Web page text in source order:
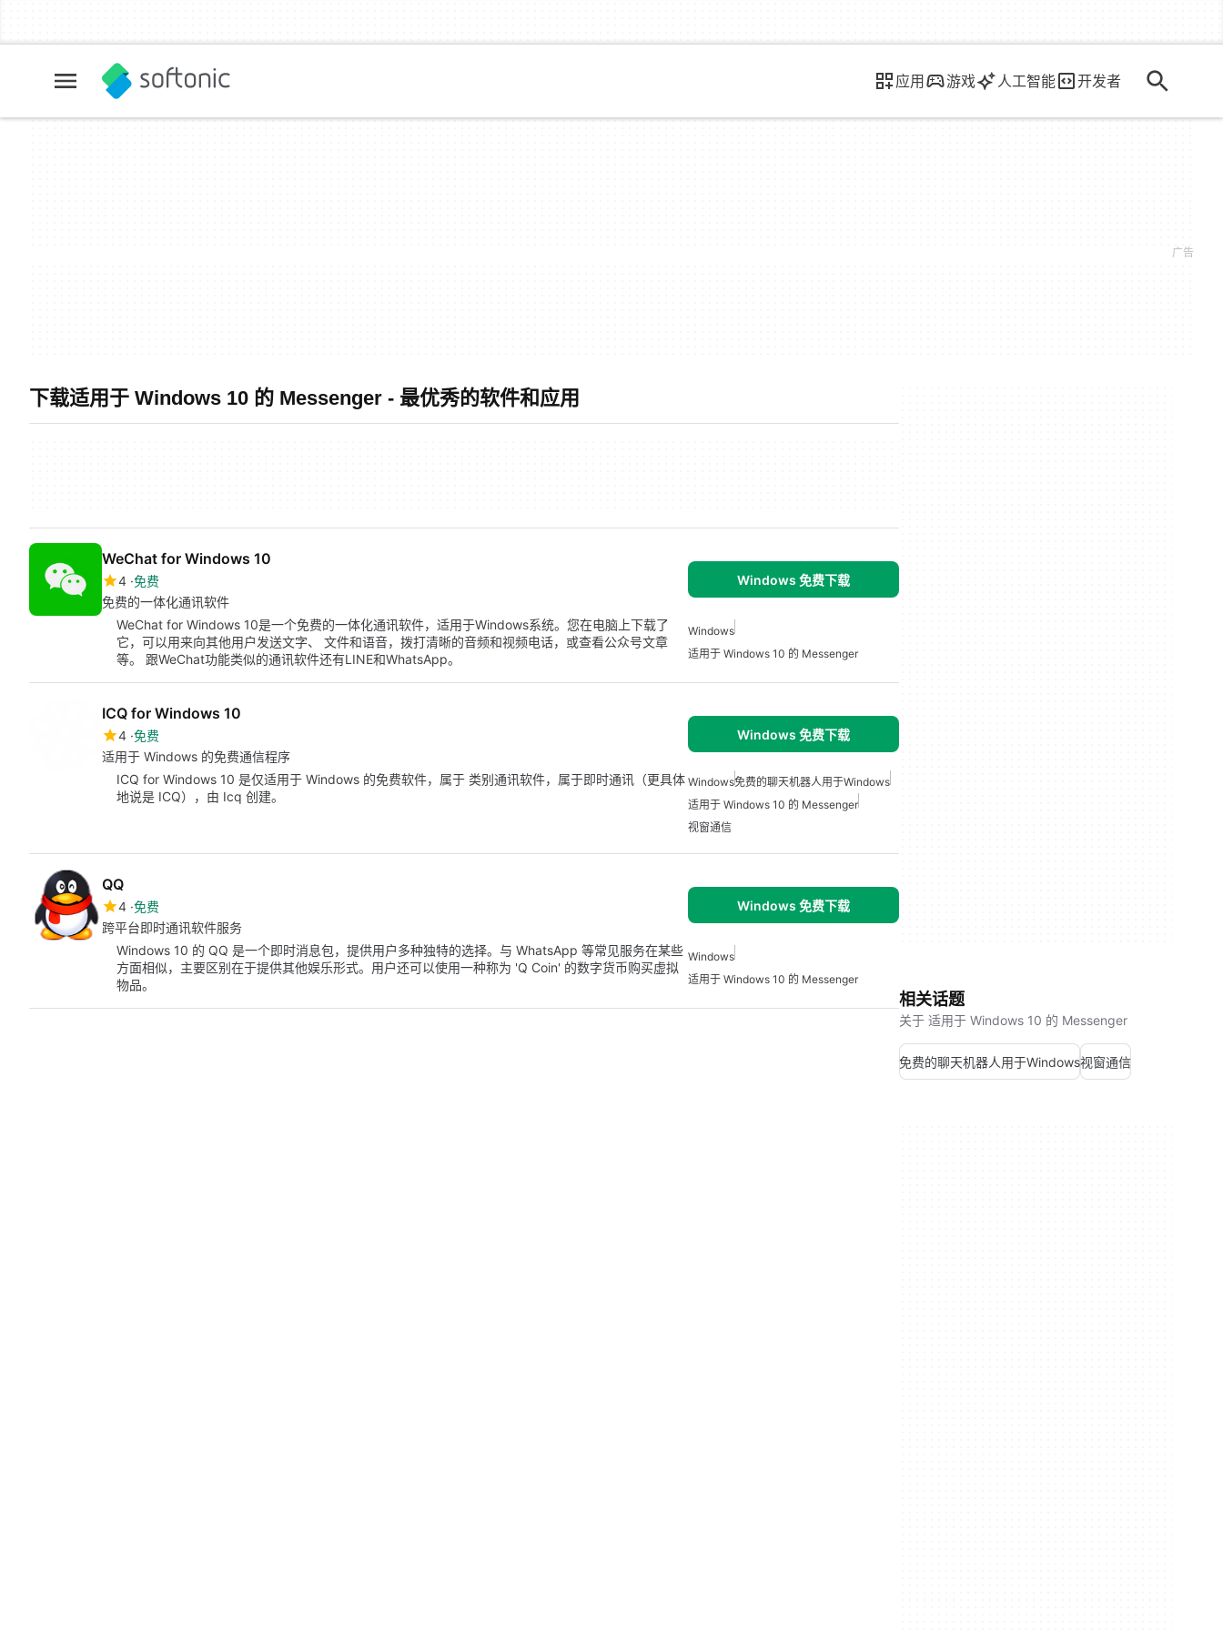
应用 游戏 人工智能 开发者
下载适用于 Windows 10 的 Messenger - 最优秀的软件和应用
WeChat for Windows 10
4 免费
免费的一体化通讯软件
Windows 免费下载
WeChat for Windows 10是一个免费的一体化通讯软件，适用于Windows系统。您在电脑上下载了
它，可以用来向其他用户发送文字、 文件和语音，拨打清晰的音频和视频电话，或查看公众号文章
等。 跟WeChat功能类似的通讯软件还有LINE和WhatsApp。
Windows
适用于 Windows 10 的 Messenger
ICQ for Windows 10
4 免费
适用于 Windows 的免费通信程序
Windows 免费下载
ICQ for Windows 10 是仅适用于 Windows 的免费软件，属于 类别通讯软件，属于即时通讯（更具体
地说是 ICQ），由 Icq 创建。
Windows免费的聊天机器人用于Windows
适用于 Windows 10 的 Messenger
视窗通信
QQ
4 免费
跨平台即时通讯软件服务
Windows 免费下载
Windows 10 的 QQ 是一个即时消息包，提供用户多种独特的选择。与 WhatsApp 等常见服务在某些
方面相似，主要区别在于提供其他娱乐形式。用户还可以使用一种称为 'Q Coin' 的数字货币购买虚拟
物品。
Windows
适用于 Windows 10 的 Messenger
相关话题
关于 适用于 Windows 10 的 Messenger
免费的聊天机器人用于Windows视窗通信